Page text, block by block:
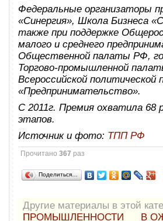
Федеральные организаторы
«Синергия», Школа Бизнеса
также при поддержке
малого и среднего
Общественной палаты РФ,
Торгово-промышленной
Всероссийской
«Предпринимательство».
С 2011г. Премия охватила 68
этапов.
Источник и фото: ТПП РФ
Прочитано367 раз
Поделиться…
Другие материалы в этой
ПРОМЫШЛЕННОСТИ
В